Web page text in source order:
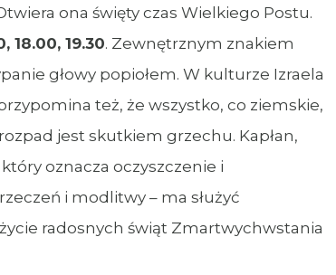
ona święty czas Wielkiego Postu.
18.00, 19.30. Zewnętrznym znakiem
głowy popiołem. W kulturze Izraela
też, że wszystko, co ziemskie,
jest skutkiem grzechu. Kapłan,
oznacza oczyszczenie i
i modlitwy – ma służyć
radosnych świąt Zmartwychwstania